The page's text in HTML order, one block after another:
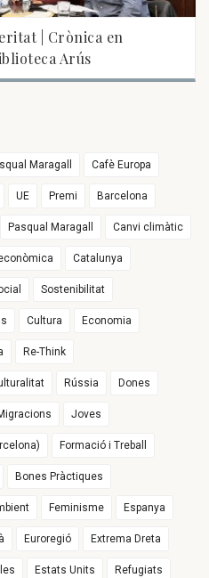
| Crònica en
Arús
Maragall Cafè Europa
UE Premi Barcelona
Pasqual Maragall Canvi climàtic
Catalunya
Sostenibilitat
Cultura Economia
Re-Think
Rússia Dones
Joves
Formació i Treball
Bones Pràctiques
Feminisme Espanya
Euroregió Extrema Dreta
Estats Units Refugiats